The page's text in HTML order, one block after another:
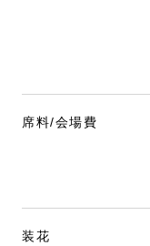
席料/会場費
装花